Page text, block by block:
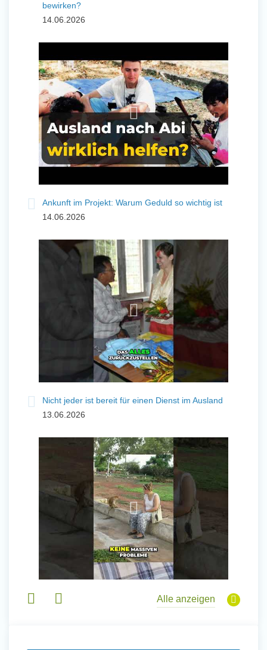
bewirken?
14.06.2026
Ankunft im Projekt: Warum Geduld so wichtig ist
14.06.2026
Nicht jeder ist bereit für einen Dienst im Ausland
13.06.2026
Alle anzeigen